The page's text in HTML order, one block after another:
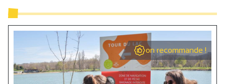
on recommande !